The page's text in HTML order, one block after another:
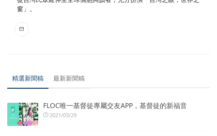
窗」。
精選新聞稿 最新新聞稿
FLOC唯一基督徒專屬交友APP，基督徒的新福音
2021/03/29